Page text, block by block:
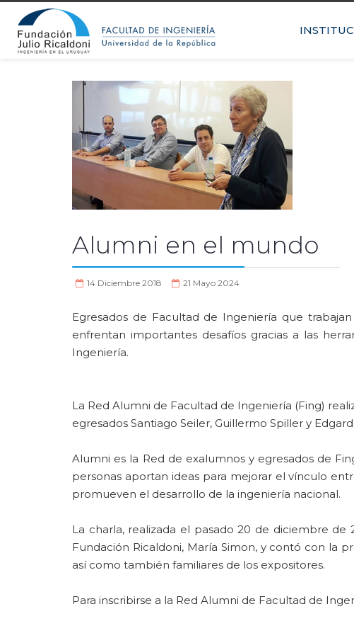
Alumni en el mundo
14 Diciembre 2018 21 Mayo 2024
Egresados de Facultad de Ingeniería que
enfrentan importantes desafíos gracias a las
Ingeniería.
La Red Alumni de Facultad de Ingeniería (Fing)
egresados Santiago Seiler, Guillermo Spiller y
Alumni es la Red de exalumnos y egresados de
personas aportan ideas para mejorar el vínculo
promueven el desarrollo de la ingeniería nacional.
La charla, realizada el pasado 20 de diciembre
Fundación Ricaldoni, María Simon, y contó con la
así como también familiares de los expositores.
Para inscribirse a la Red Alumni de Facultad de